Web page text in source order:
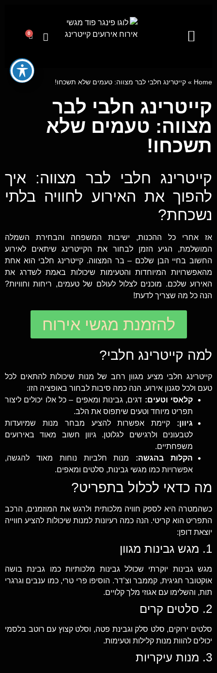
0
Home
» קייטרינג חלבי לבר מצווה: טעמים שלא תשכחו!
קייטרינג חלבי לבר
מצווה: טעמים שלא
תשכחו!
קייטרינג חלבי לבר מצווה: איך
להפוך את האירוע לחוויה בלתי
נשכחת?
אז אחרי כל ההכנות, ישיבות המשפחה והבחירת השמלה
המושלמת, הגיע הזמן לבחור את הקייטרינג שיתאים לאירוע
החשוב בחיי הבן שלכם – בר המצווה. קייטרינג חלבי הוא אחת
מהאפשרויות המיוחדות והטעימות שיכולות באמת לשדרג את
האירוע שלכם. מוכנים לצלול לעולם של טעמים, ריחות וחוויות?
הנה כל מה שצריך לדעת!
להזמנת מגשי אירוח
למה קייטרינג חלבי?
קייטרינג חלבי מציע מגוון רחב של מנות שיכולות להתאים לכל
טעם ולכל סגנון אירוע. הנה כמה סיבות לבחור באופציה הזו:
קלאסי וטעים: דגים, גבינות ומאפים – כל אלו יכולים ליצור
תפריט מיוחד וטעים שיתפוס את הלב.
גיוון: קיימת אפשרות להציע מבחר מנות שמיועדות
לטבעונים ולרגישים לגלוטן. גיוון חשוב מאוד באירועים
משפחתיים.
הקלות בהגשה: מנות חלביות נוחות מאוד להגשה,
אפשרויות כמו מגשי גבינות, סלטים ומאפים.
מה כדאי לכלול בתפריט?
כשהמטרה היא לספק חוויה מלכותית ולרגש את המוזמנים, הרכב
התפריט הוא קריטי. הנה כמה רעיונות למנות שיכולות להציע חווייה
יוצאת דופן:
1. מגש גבינות מגוון
מגש גבינות יוקרתי שכולל גבינות מלכותיות כמו גבינת בושה
אוקטובר חגיגית, קממבר וצ’דר. הוסיפו פרי טרי, כמו ענבים וגרגרי
תות, והשלימו עם אגוזי מלך קלויים.
2. סלטים קרים
סלטים ירוקים, סלט סלק וגבינת פטה, וסלט קצוץ עם רוטב בלסמי
יכולים להוות מנות קלילות וטעימות.
3. מנות עיקריות